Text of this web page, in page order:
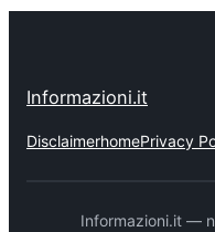
Informazioni.it
DisclaimerhomePrivacy
Informazioni.it —